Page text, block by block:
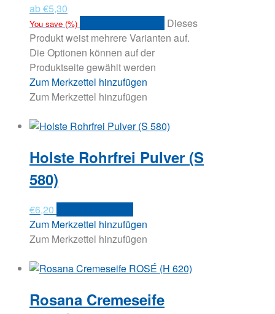
ab€5,30
You save (%)
Dieses
Produkt weist mehrere Varianten auf.
Die Optionen können auf der
Produktseite gewählt werden
Zum Merkzettel hinzufügen
Zum Merkzettel hinzufügen
Holste Rohrfrei Pulver (S
580)
€6,20
Zum Merkzettel hinzufügen
Zum Merkzettel hinzufügen
Rosana Cremeseife